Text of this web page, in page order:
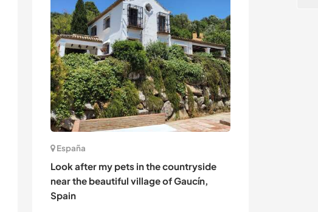
España
Look after my pets in the countryside
near the beautiful village of Gaucín,
Spain